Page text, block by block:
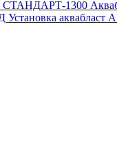
СТАНДАРТ-1300
Установка аквабласт